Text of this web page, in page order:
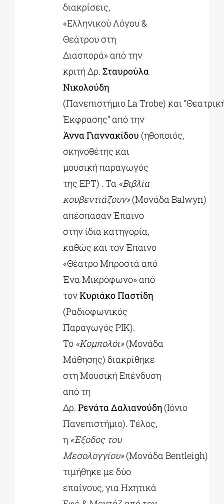
διακρίσεις,
«Ελληνικού Λόγου &
Θεάτρου στη
Διασπορά» από την
κριτή Δρ. Σταυρούλα
Νικολούδη
(Πανεπιστήμιο La Trobe) και
Έκφρασης” από την
Άννα Γιαννακίδου (ηθοποιός,
σκηνοθέτης και
μουσική παραγωγός
της ΕΡΤ) . Τα «Βιβλία
κουβεντιάζουν»(Μονάδα Balwyn)
απέσπασαν Έπαινο
στην ίδια κατηγορία,
καθώς και τον Έπαινο
«Θέατρο Μπροστά από
Ένα Μικρόφωνο» από
τονΚυριάκο Παστίδη
(Ραδιοφωνικός
Παραγωγός ΡΙΚ).
Το «Κομπολόι»(Μονάδα
Μάθησης) διακρίθηκε
στη Μουσική Επένδυση
από τη
Δρ. Ρενάτα Δαλιανούδη(Ιόνιο
Πανεπιστήμιο). Τέλος,
η «Έξοδος του
Μεσολογγίου»(Μονάδα Bentleigh)
τιμήθηκε με δύο
επαίνους, για Ηχητικά